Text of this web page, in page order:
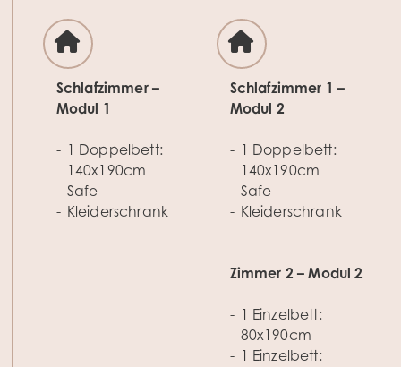
Schlafzimmer –
Modul 1
1 Doppelbett:
140x190cm
Safe
Kleiderschrank
Schlafzimmer 1 –
Modul 2
1 Doppelbett:
140x190cm
Safe
Kleiderschrank
Zimmer 2 – Modul 2
1 Einzelbett:
80x190cm
1 Einzelbett: